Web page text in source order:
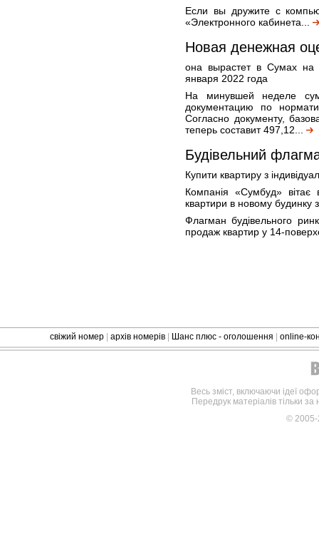
Если вы дружите с
«Электронного кабинета...
Новая денежная
она вырастет в Сумах на
января 2022 года
На минувшей неделе
документацию по
Согласно документу,
теперь составит 497,12...
Будівельний
Купити квартиру з
Компанія «Сумбуд»
квартири в новому будинку
Флагман будівельного
продаж квартир у 14-
свіжий номер архів номерів Шанс плюс - оголошення online-
Весь зміст, включаючи ідеї
Передрук матеріалів тільки
©